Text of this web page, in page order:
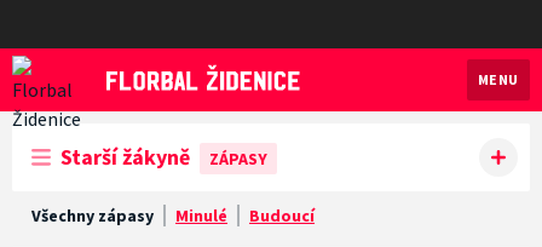
Florbal Židenice
MENU
Starší žákyně ZÁPASY
Všechny zápasy Minulé Budoucí